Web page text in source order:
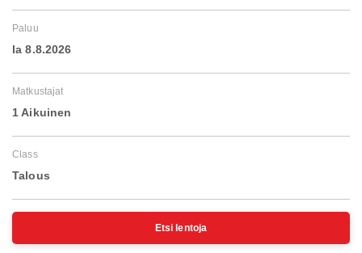
Paluu
la 8.8.2026
Matkustajat
1 Aikuinen
Class
Talous
Etsi lentoja